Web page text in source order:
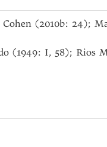
(2010b: 24);
(1949: I, 58); Rios